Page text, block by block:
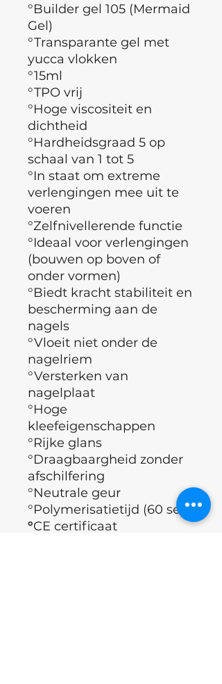
°Builder gel 105 (Mermaid
Gel)
°Transparante gel met
yucca vlokken
°15ml
°TPO vrij
°Hoge viscositeit en
dichtheid
°Hardheidsgraad 5 op
schaal van 1 tot 5
°In staat om extreme
verlengingen mee uit te
voeren
°Zelfnivellerende functie
°Ideaal voor verlengingen
(bouwen op boven of
onder vormen)
°Biedt kracht stabiliteit en
bescherming aan de
nagels
°Vloeit niet onder de
nagelriem
°Versterken van
nagelplaat
°Hoge
kleefeigenschappen
°Rijke glans
°Draagbaargheid zonder
afschilfering
°Neutrale geur
°Polymerisatietijd (60 sec)
°CE certificaat